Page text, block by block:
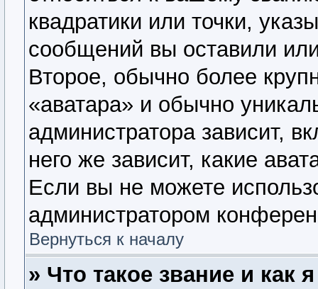
квадратики или точки,
сообщений вы оставили
Второе, обычно более
«аватара» и обычно
администратора зависит,
него же зависит, какие
Если вы не можете
администратором
Вернуться к началу
» Что такое звание и как